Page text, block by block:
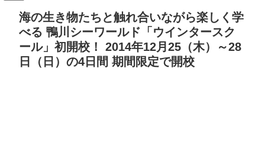
海の生き物たちと触れ合いながら楽しく学
べる 鴨川シーワールド「ウインタースク
ール」初開校！ 2014年12月25（木）～28
日（日）の4日間 期間限定で開校